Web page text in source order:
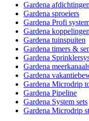
Gardena afdichtingen
Gardena sproeiers
Gardena Profi
Gardena koppelingen
Gardena tuinspuiten
Gardena timers &
Gardena
Gardena
Gardena
Gardena Microdrip
Gardena Pipeline
Gardena System sets
Gardena Microdrip